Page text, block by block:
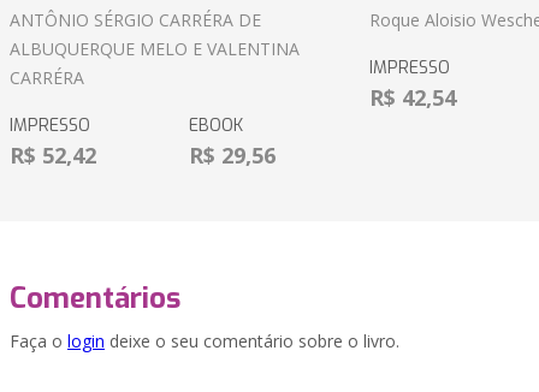
ANTÔNIO SÉRGIO CARRÉRA DE
ALBUQUERQUE MELO E VALENTINA
CARRÉRA
IMPRESSO
R$ 52,42
EBOOK
R$ 29,56
Roque Aloisio
IMPRESSO
R$ 42,54
Comentários
Faça o login deixe o seu comentário sobre o livro.